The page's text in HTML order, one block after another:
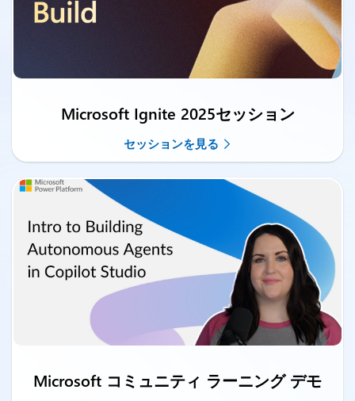
Microsoft Ignite 2025セッション
セッションを見る
Microsoft コミュニティ ラーニング デモ